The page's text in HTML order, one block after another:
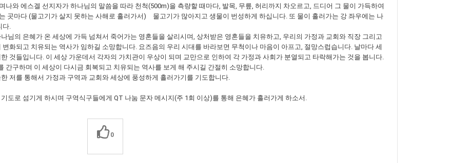
나와 에스겔 선지자가 하나님의 말씀을 따라 천척(500m)을 측량할 때마다, 발목, 무릎, 허리까지 차오르고, 드디어 그 물이 가득하여
곳마다 (물고기가 살지 못하는 사해로 흘러가서) 물고기가 많아지고 생물이 번성하게 하십니다. 또 물이 흘러가는 강 좌우에는 나
다.
님의 은혜가 온 세상에 가득 넘쳐서 죽어가는 영혼들을 살리시며, 상처받은 영혼들을 치유하고, 우리의 가정과 교회와 직장 그리고
화되고 치유되는 역사가 임하길 소망합니다. 요즈음의 우리 시대를 바라보면 무척이나 마음이 아프고, 절망스럽습니다. 날마다 세
것들입니다. 이 세상 가운데서 각자의 가치관이 우상이 되며 교만으로 인하여 각 가정과 사회가 분열되고 타락해가는 것을 봅니다.
간구하며 이 세상이 다시금 회복되고 치유되는 역사를 보게 해 주시길 간절히 소망합니다.
저를 통해서 가정과 구역과 교회와 세상에 풍성하게 흘러가기를 기도합니다.
도로 섬기게 하시며 구역식구들에게 QT 나눔 문자 메시지(주 1회 이상)를 통해 은혜가 흘러가게 하소서.
0